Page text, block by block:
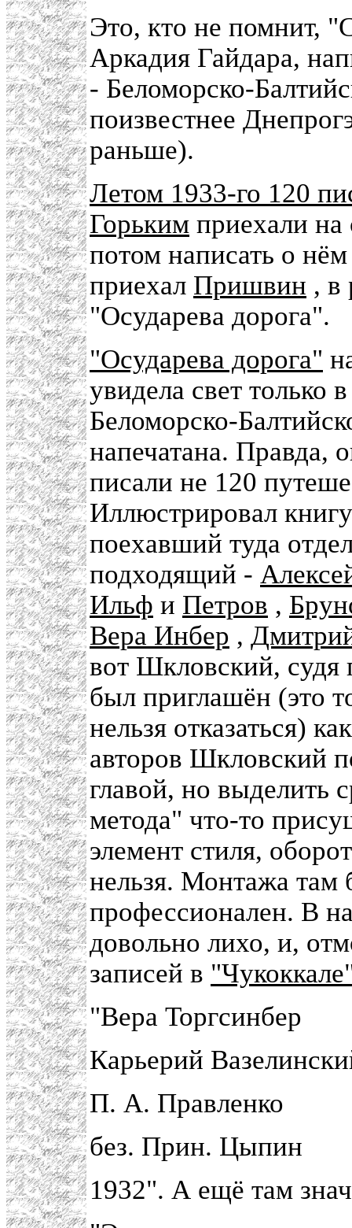
Это, кто не помнит,
Аркадия Гайдара,
- Беломорско-
поизвестнее
раньше).
Летом 1933-го 120
Горьким приехали на
потом написать о
приехал Пришвин , в
"Осударева дорога".
"Осударева дорога"
увидела свет только
Беломорско-
напечатана. Правда,
писали не 120
Иллюстрировал
поехавший туда
подходящий -
Ильф и Петров ,
Вера Инбер ,
вот Шкловский, судя
был приглашён (это
нельзя отказаться)
авторов Шкловский
главой, но выделить
метода" что-то
элемент стиля,
нельзя. Монтажа там
профессионален. В
довольно лихо, и,
записей в
"Вера Торгсинбер
Карьерий
П. А. Правленко
без. Прин. Цыпин
1932". А ещё там